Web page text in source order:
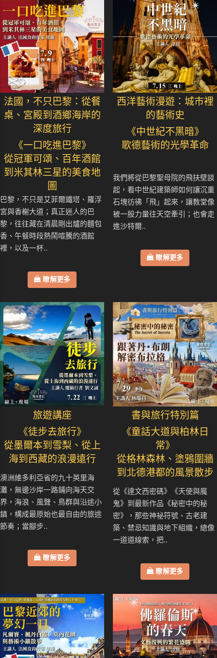
法國，不只巴黎：從餐
桌、宮殿到酒鄉海岸的
深度旅行
《一口吃進巴黎》
從冠軍可頌、百年酒館
到米其林三星的美食地
圖
巴黎，不只是艾菲爾鐵塔、羅浮
宮與香榭大道；真正迷人的巴
黎，往往藏在清晨剛出爐的麵包
香、午餐時段熱鬧喧騰的酒館
裡，以及一杯..
瞭解更多
西洋藝術漫遊：城市裡
的藝術史
《中世紀不黑暗》
歌德藝術的光學革命
我們將從巴黎聖母院的飛扶壁談
起，看中世紀建築師如何讓沉重
石塊彷彿「飛」起來，讓教堂像
被一股力量往天空牽引；也會走
進沙特爾..
瞭解更多
旅遊講座
《徒步去旅行》
從墨爾本到雪梨、從上
海到西藏的浪漫遠行
澳洲維多利亞省的九十英里海
灘，無邊沙岸一路鋪向海天交
界，海浪、風聲、鳥群與沿途小
鎮，構成最原始也最自由的旅途
節奏；當腳步..
瞭解更多
書與旅行特別篇
《童話大道與柏林日
常》
從格林森林、塗鴉圍牆
到北德港都的風景散步
從《達文西密碼》《天使與魔
鬼》到最新作品《秘密中的秘
密》，那些神祕符號、古老建
築、禁忌知識與地下組織，總像
一道道線索，把..
瞭解更多